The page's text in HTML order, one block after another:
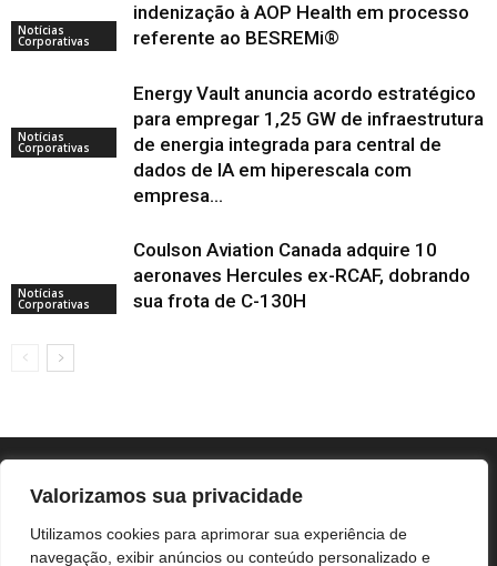
Valorizamos sua privacidade
Utilizamos cookies para aprimorar sua experiência de
navegação, exibir anúncios ou conteúdo personalizado e
Notícias
Corporativas
indenização à AOP Health em processo
referente ao BESREMi®
Notícias
Corporativas
Energy Vault anuncia acordo estratégico
para empregar 1,25 GW de infraestrutura
de energia integrada para central de
dados de IA em hiperescala com
empresa...
Notícias
Corporativas
Coulson Aviation Canada adquire 10
aeronaves Hercules ex-RCAF, dobrando
sua frota de C-130H